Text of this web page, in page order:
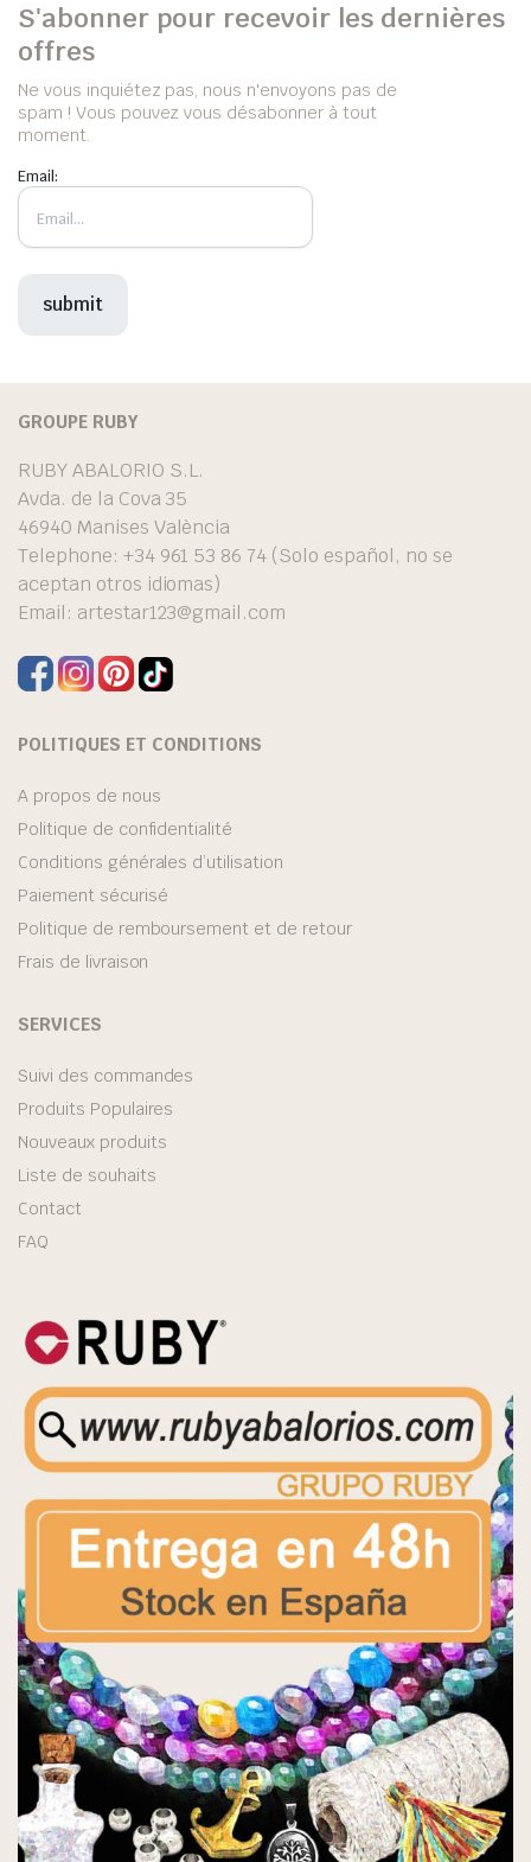
S'abonner pour recevoir les dernières
offres
Ne vous inquiétez pas, nous n'envoyons pas de
spam ! Vous pouvez vous désabonner à tout
moment.
Email:
GROUPE RUBY
RUBY ABALORIO S.L.
Avda. de la Cova 35
46940 Manises València
Telephone: +34 961 53 86 74 (Solo español, no se
aceptan otros idiomas)
Email: artestar123@gmail.com
POLITIQUES ET CONDITIONS
A propos de nous
Politique de confidentialité
Conditions générales d’utilisation
Paiement sécurisé
Politique de remboursement et de retour
Frais de livraison
SERVICES
Suivi des commandes
Produits Populaires
Nouveaux produits
Liste de souhaits
Contact
FAQ